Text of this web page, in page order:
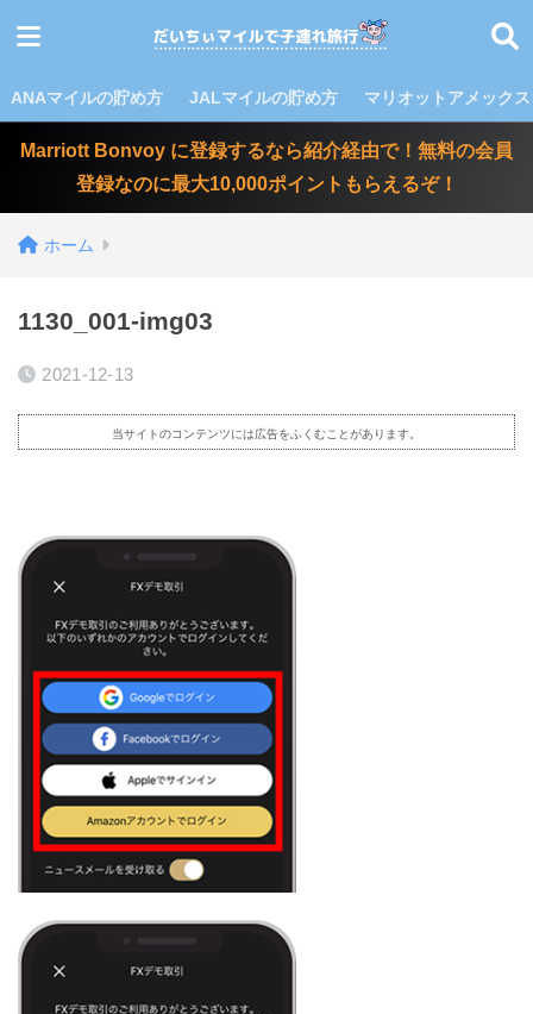
ANAマイルの貯め方 JALマイルの貯め方 マリオットアメック
Marriott Bonvoy に登録するなら紹介経由で！無料の会員
登録なのに最大10,000ポイントもらえるぞ！
ホーム
1130_001-img03
2021-12-13
当サイトのコンテンツには広告をふくむことがあります。